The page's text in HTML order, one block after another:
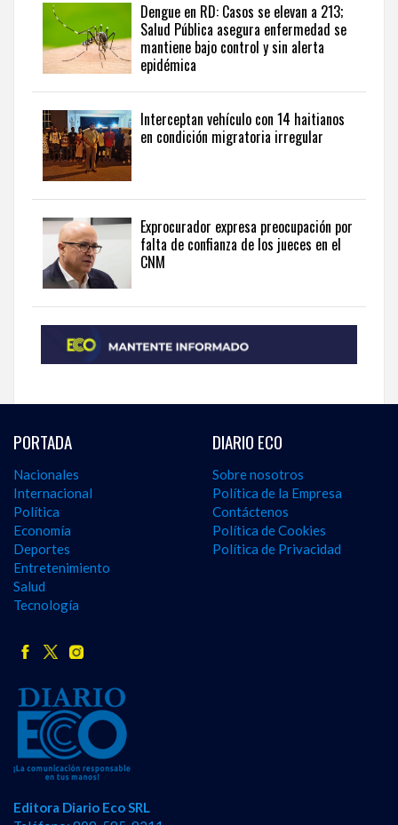
news
the
Dominican
English.
Dengue en RD: Casos se elevan a 213;
Salud Pública asegura enfermedad se
mantiene bajo control y sin alerta
epidémica
Interceptan vehículo con 14 haitianos
en condición migratoria irregular
Exprocurador expresa preocupación por
falta de confianza de los jueces en el
CNM
PORTADA
Nacionales
Internacional
Política
Economía
Deportes
Entretenimiento
Salud
Tecnología
DIARIO ECO
Sobre nosotros
Política de la Empresa
Contáctenos
Política de Cookies
Política de Privacidad
Editora Diario Eco SRL